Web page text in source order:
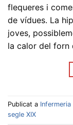
flequeres i
de vídues. La
joves,
la calor del
Publicat a Infermeria
segle XIX